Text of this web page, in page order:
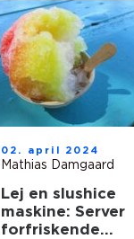
02. april 2024
Mathias Damgaard
Lej en slushice
maskine: Server
forfriskende